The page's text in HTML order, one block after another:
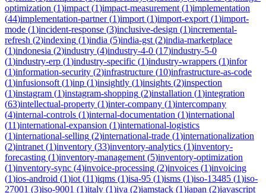
optimization (1)impact (1)impact-measurement (1)implementation
(44)implementation-partner(1)import (1)import-export (1)import-
mode (1)incident-response (3)inclusive-design (1)incremental-
refresh (2)indexing (1)india (5)india-gst (2)india-marketplace
(1)indonesia (2)industry (4)industry-4-0 (17)industry-5-0
(1)industry-erp (1)industry-specific (1)industry-wrappers (1)infor
(1)information-security (2)infrastructure (10)infrastructure-as-code
(1)infusionsoft (1)inp (1)insightly (1)insights (2)inspection
(1)instagram (1)instagram-shopping (2)installation (1)integration
(63)intellectual-property (1)inter-company (1)intercompany
(4)internal-controls (1)internal-documentation (1)international
(11)international-expansion (1)international-logistics
(1)international-selling (2)international-trade (1)internationalization
(2)intranet (1)inventory (33)inventory-analytics (1)inventory-
forecasting (1)inventory-management (5)inventory-optimization
(1)inventory-sync (4)invoice-processing (2)invoices (1)invoicing
(1)ios-android (1)iot (11)iqms (1)isa-95 (1)isms (1)iso-13485 (1)iso-
27001 (3)iso-9001 (1)italy (1)iva (2)jamstack (1)japan (2)javascript